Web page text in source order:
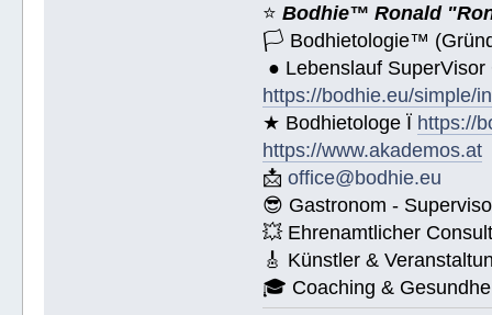
⭐️Bodhie™ Ronald
🏳 Bodhietologie™
● Lebenslauf
https://bodhie.eu/simple/
★ Bodhietologe Ï https://
https://www.akademos.at
📩office@bodhie.eu
😎 Gastronom -
💥 Ehrenamtlicher
🎸 Künstler &
🎓 Coaching &